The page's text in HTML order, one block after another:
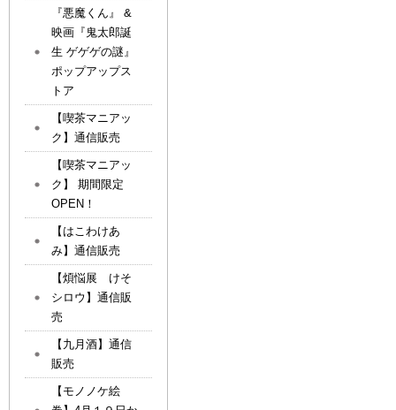
『悪魔くん』 &
映画『鬼太郎誕
生 ゲゲゲの謎』
ポップアップス
トア
【喫茶マニアッ
ク】通信販売
【喫茶マニアッ
ク】 期間限定
OPEN！
【はこわけあ
み】通信販売
【煩悩展 けそ
シロウ】通信販
売
【九月酒】通信
販売
【モノノケ絵